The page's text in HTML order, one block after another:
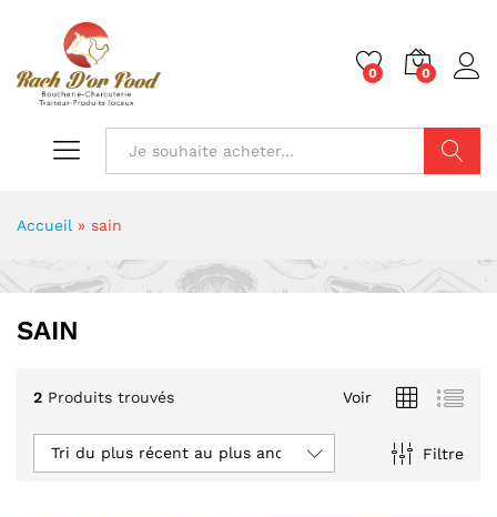
0 0
Accueil » sain
SAIN
2 Produits trouvés Voir
Filtre
Tri du plus récent au plus ancien